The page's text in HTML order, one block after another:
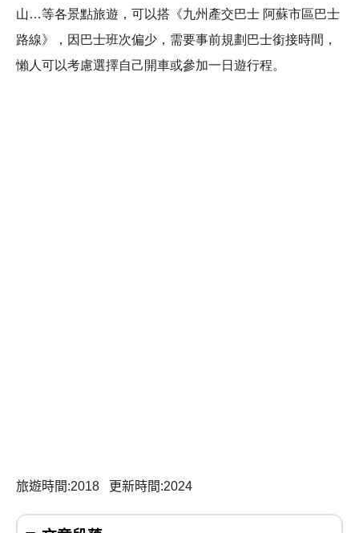
山…等各景點旅遊 ，可以搭《九州產交巴士 阿蘇市區巴士
路線》，因巴士班次偏少，需要事前規劃巴士銜接時間，
懶人可以考慮選擇自己開車或參加一日遊行程。
旅遊時間:2018 更新時間:2024